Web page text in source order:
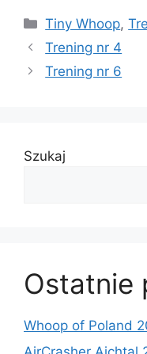
Kategorie
Tiny Whoop,
Trening nr 4
Trening nr 6
Szukaj
Ostatnie
Whoop of Poland